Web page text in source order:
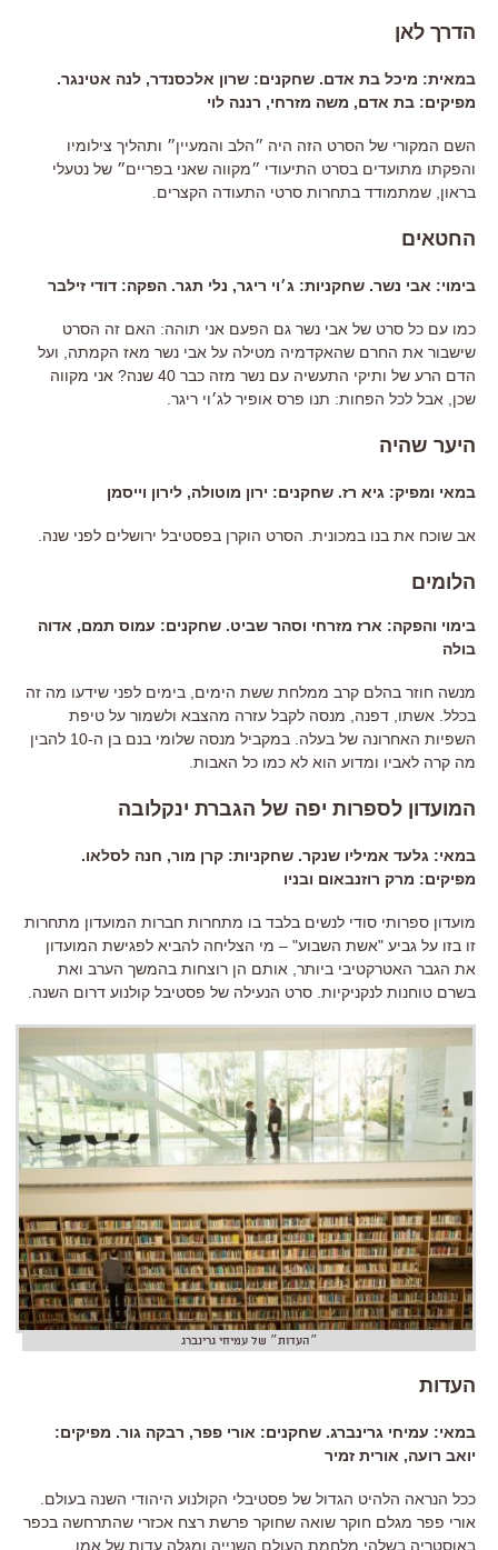
הדרך לאן
במאית: מיכל בת אדם. שחקנים: שרון אלכסנדר, לנה אטינגר.
מפיקים: בת אדם, משה מזרחי, רננה לוי
השם המקורי של הסרט הזה היה ״הלב והמעיין״ ותהליך צילומיו
והפקתו מתועדים בסרט התיעודי ״מקווה שאני בפריים״ של נטעלי
בראון, שמתמודד בתחרות סרטי התעודה הקצרים.
החטאים
בימוי: אבי נשר. שחקניות: ג׳וי ריגר, נלי תגר. הפקה: דודי זילבר
כמו עם כל סרט של אבי נשר גם הפעם אני תוהה: האם זה הסרט
שישבור את החרם שהאקדמיה מטילה על אבי נשר מאז הקמתה, ועל
הדם הרע של ותיקי התעשיה עם נשר מזה כבר 40 שנה? אני מקווה
שכן, אבל לכל הפחות: תנו פרס אופיר לג׳וי ריגר.
היער שהיה
במאי ומפיק: גיא רז. שחקנים: ירון מוטולה, לירון וייסמן
אב שוכח את בנו במכונית. הסרט הוקרן בפסטיבל ירושלים לפני שנה.
הלומים
בימוי והפקה: ארז מזרחי וסהר שביט. שחקנים: עמוס תמם, אדוה
בולה
מנשה חוזר בהלם קרב ממלחת ששת הימים, בימים לפני שידעו מה זה
בכלל. אשתו, דפנה, מנסה לקבל עזרה מהצבא ולשמור על טיפת
השפיות האחרונה של בעלה. במקביל מנסה שלומי בנם בן ה-10 להבין
מה קרה לאביו ומדוע הוא לא כמו כל האבות.
המועדון לספרות יפה של הגברת ינקלובה
במאי: גלעד אמיליו שנקר. שחקניות: קרן מור, חנה לסלאו.
מפיקים: מרק רוזנבאום ובניו
מועדון ספרותי סודי לנשים בלבד בו מתחרות חברות המועדון מתחרות
זו בזו על גביע "אשת השבוע" – מי הצליחה להביא לפגישת המועדון
את הגבר האטרקטיבי ביותר, אותם הן רוצחות בהמשך הערב ואת
בשרם טוחנות לנקניקיות. סרט הנעילה של פסטיבל קולנוע דרום השנה.
״העדות״ של עמיחי גרינברג
העדות
במאי: עמיחי גרינברג. שחקנים: אורי פפר, רבקה גור. מפיקים:
יואב רועה, אורית זמיר
ככל הנראה הלהיט הגדול של פסטיבלי הקולנוע היהודי השנה בעולם.
אורי פפר מגלם חוקר שואה שחוקר פרשת רצח אכזרי שהתרחשה בכפר
באוסטריה בשלהי מלחמת העולם השנייה ומגלה עדות של אמו,